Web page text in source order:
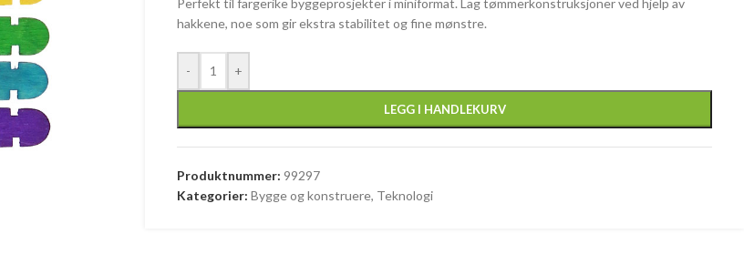
hakkene, noe som gir ekstra stabilitet og fine mønstre.
- +
LEGG I HANDLEKURV
Produktnummer: 99297
Kategorier: Bygge og konstruere, Teknologi